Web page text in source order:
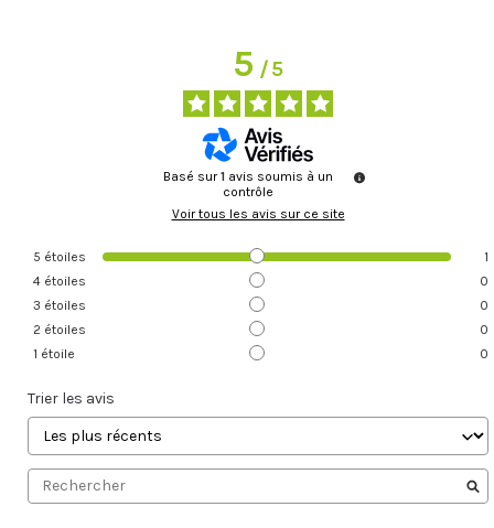
5/5
Basé sur1 avis soumis à un
contrôle
Voir tous les avis sur ce site
5 étoiles
1
4 étoiles
0
3 étoiles
0
2 étoiles
0
1 étoile 0
Trier les avis